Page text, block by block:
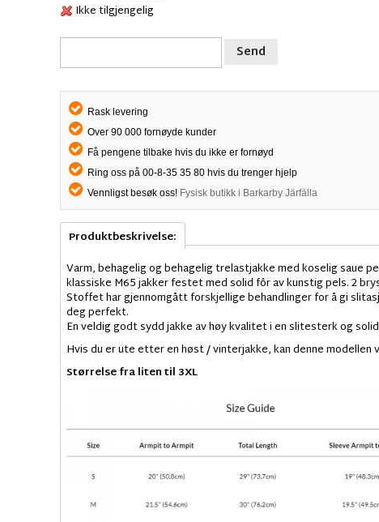
Ikke tilgjengelig
Send
Rask levering
Over 90 000 fornøyde kunder
Få pengene tilbake hvis du ikke er fornøyd
Ring oss på 00-8-35 35 80 hvis du trenger hjelp
Vennligst besøk oss! Fysisk butikk i Barkarby Järfälla
Produktbeskrivelse:
Varm, behagelig og behagelig trelastjakke med koselig saue
klassiske M65 jakker festet med solid fôr av kunstig pels. 2
Stoffet har gjennomgått forskjellige behandlinger for å gi
deg perfekt.
En veldig godt sydd jakke av høy kvalitet i en slitesterk og
Hvis du er ute etter en høst / vinterjakke, kan denne
Størrelse fra liten til 3XL